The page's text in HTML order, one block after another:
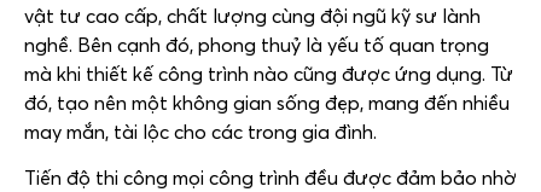
vật tư cao cấp, chất lượng cùng đội ngũ kỹ sư lành
nghề. Bên cạnh đó, phong thuỷ là yếu tố quan trọng
mà khi thiết kế công trình nào cũng được ứng dụng. Từ
đó, tạo nên một không gian sống đẹp, mang đến nhiều
may mắn, tài lộc cho các trong gia đình.
Tiến độ thi công mọi công trình đều được đảm bảo nhờ